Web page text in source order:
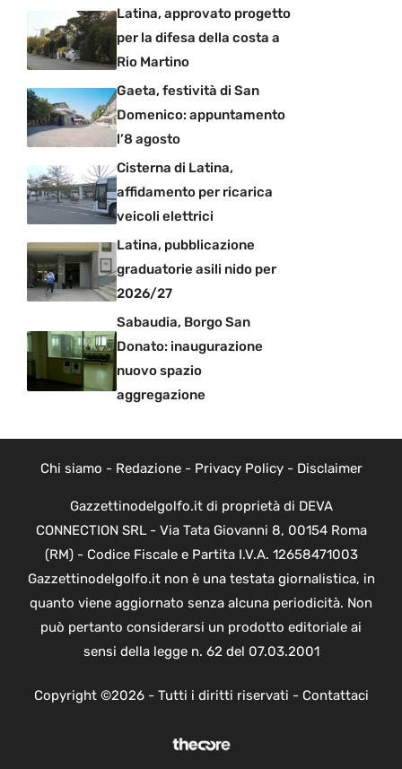
Latina, approvato progetto
per la difesa della costa a
Rio Martino
Gaeta, festività di San
Domenico: appuntamento
l’8 agosto
Cisterna di Latina,
affidamento per ricarica
veicoli elettrici
Latina, pubblicazione
graduatorie asili nido per
2026/27
Sabaudia, Borgo San
Donato: inaugurazione
nuovo spazio
aggregazione
Chi siamo - Redazione- Privacy Policy- Disclaimer
Gazzettinodelgolfo.it di proprietà di DEVA
CONNECTION SRL - Via Tata Giovanni 8, 00154 Roma
(RM) - Codice Fiscale e Partita I.V.A. 12658471003
Gazzettinodelgolfo.it non è una testata giornalistica, in
quanto viene aggiornato senza alcuna periodicità. Non
può pertanto considerarsi un prodotto editoriale ai
sensi della legge n. 62 del 07.03.2001
Copyright ©2026 - Tutti i diritti riservati - Contattaci